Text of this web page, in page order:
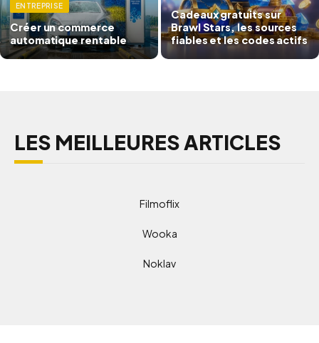
ENTREPRISE
Créer un commerce
automatique rentable
Cadeaux gratuits sur
Brawl Stars, les sources
fiables et les codes actifs
LES MEILLEURES ARTICLES
Filmoflix
Wooka
Noklav